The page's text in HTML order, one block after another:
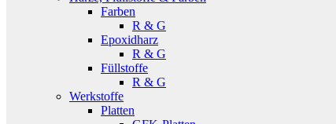
Farben
R & G
Epoxidharz
R & G
Füllstoffe
R & G
Werkstoffe
Platten